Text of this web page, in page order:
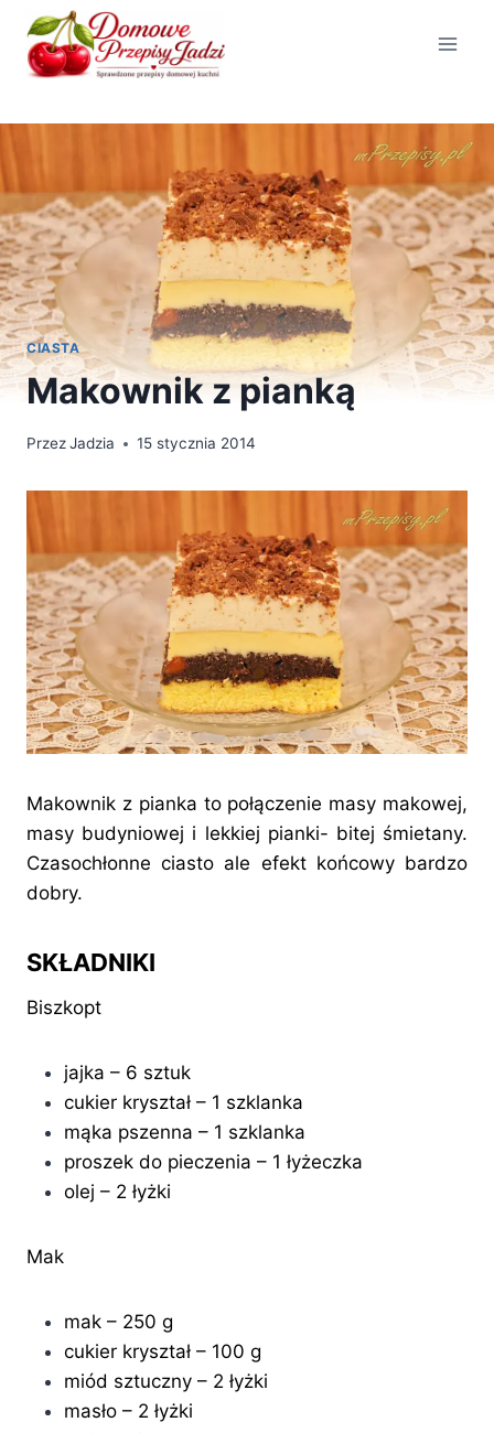
Przejdź
treści
CIASTA
Makownik z pianką
PrzezJadzia 15 stycznia 2014
Makownik z pianka to połączenie masy makowej,
masy budyniowej i lekkiej pianki- bitej śmietany.
Czasochłonne ciasto ale efekt końcowy bardzo
dobry.
SKŁADNIKI
Biszkopt
jajka – 6 sztuk
cukier kryształ – 1 szklanka
mąka pszenna – 1 szklanka
proszek do pieczenia – 1 łyżeczka
olej – 2 łyżki
Mak
mak – 250 g
cukier kryształ – 100 g
miód sztuczny – 2 łyżki
masło – 2 łyżki